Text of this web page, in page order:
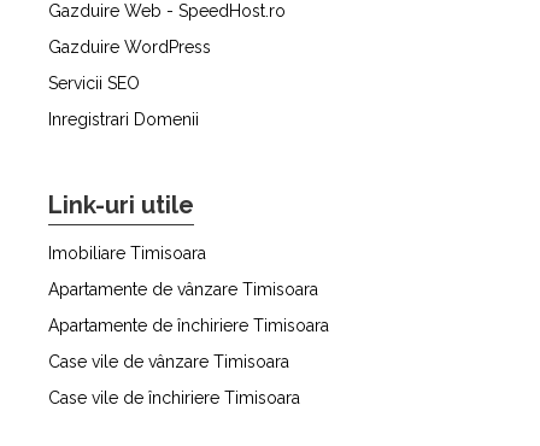
Gazduire Web - SpeedHost.ro
Gazduire WordPress
Servicii SEO
Inregistrari Domenii
Link-uri utile
Imobiliare Timisoara
Apartamente de vânzare Timisoara
Apartamente de închiriere Timisoara
Case vile de vânzare Timisoara
Case vile de închiriere Timisoara